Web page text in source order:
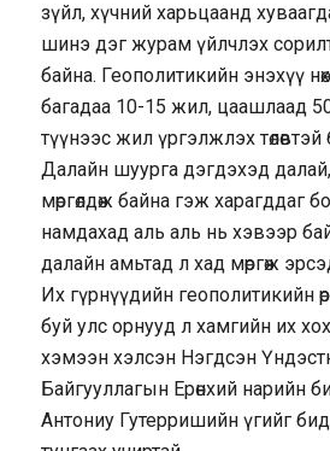
зүйл, хүчний харьцаанд
шинэ дэг журам үйлчлэх
байна. Геополитикийн энэхүү
багадаа 10-15 жил, цаашлаад
түүнээс жил үргэлжлэх төлөвтэй
Далайн шуурга дэгдэхэд
мөргөлдөж байна гэж харагддаг
намдахад аль аль нь хэвээр
далайн амьтад л хад мөргөж
Их гүрнүүдийн геополитикийн
буй улс орнууд л хамгийн их
хэмээн хэлсэн Нэгдсэн
Байгууллагын Ерөнхий нарийн
Антониу Гутерришийн үгийг